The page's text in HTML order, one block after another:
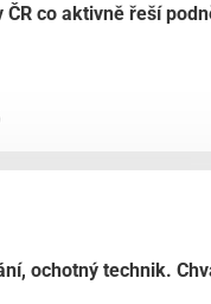
ČR co aktivně řeší
ochotný technik.